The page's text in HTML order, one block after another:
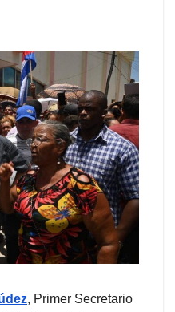
, Primer Secretario